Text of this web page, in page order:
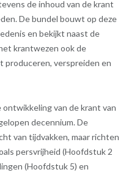
de inhoud van de krant
De bundel bouwt op deze
en bekijkt naast de
krantwezen ook de
produceren, verspreiden en
van de krant van
decennium. De
van tijdvakken, maar richten
persvrijheid (Hoofdstuk 2
(Hoofdstuk 5) en